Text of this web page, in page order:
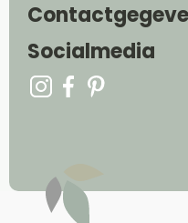
Socialmedia